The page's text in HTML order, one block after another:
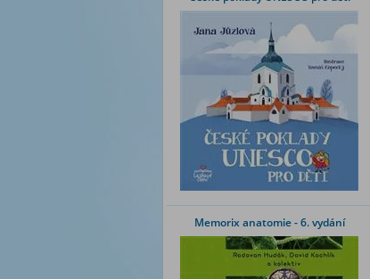
Memorix anatomie - 6. vydání